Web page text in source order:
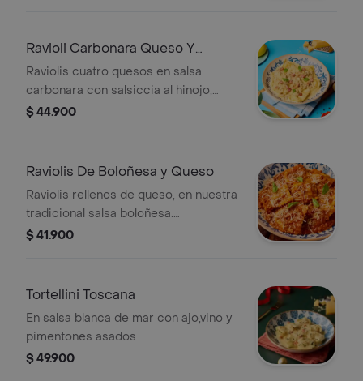
Ravioli Carbonara Queso Y
salsiccia
Raviolis cuatro quesos en salsa
carbonara con salsiccia al hinojo,
tocineta, parmesano, albahaca y
$ 44.900
Raviolis De Boloñesa y Queso
Raviolis rellenos de queso, en nuestra
tradicional salsa boloñesa.
Acompañado de pancitos Il Forno.
$ 41.900
Tortellini Toscana
En salsa blanca de mar con ajo,vino y
pimentones asados
$ 49.900